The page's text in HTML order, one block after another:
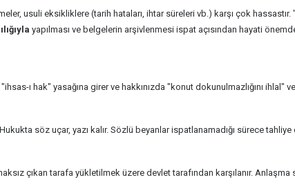
usuli eksikliklere (tarih hataları, ihtar süreleri vb.) karşı çok
yapılması ve belgelerin arşivlenmesi ispat açısından hayati
ı hak" yasağına girer ve hakkınızda "konut dokunulmazlığını ihlal"
Hukukta söz uçar, yazı kalır. Sözlü beyanlar ispatlanamadığı sürece
çıkan tarafa yükletilmek üzere devlet tarafından karşılanır.